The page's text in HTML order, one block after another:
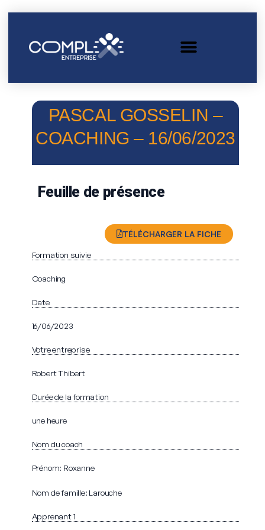
PASCAL GOSSELIN –
COACHING – 16/06/2023
Feuille de présence
TÉLÉCHARGER LA FICHE
Formation suivie
Coaching
Date
16/06/2023
Votre entreprise
Robert Thibert
Durée de la formation
une heure
Nom du coach
Prénom: Roxanne
Nom de famille: Larouche
Apprenant 1